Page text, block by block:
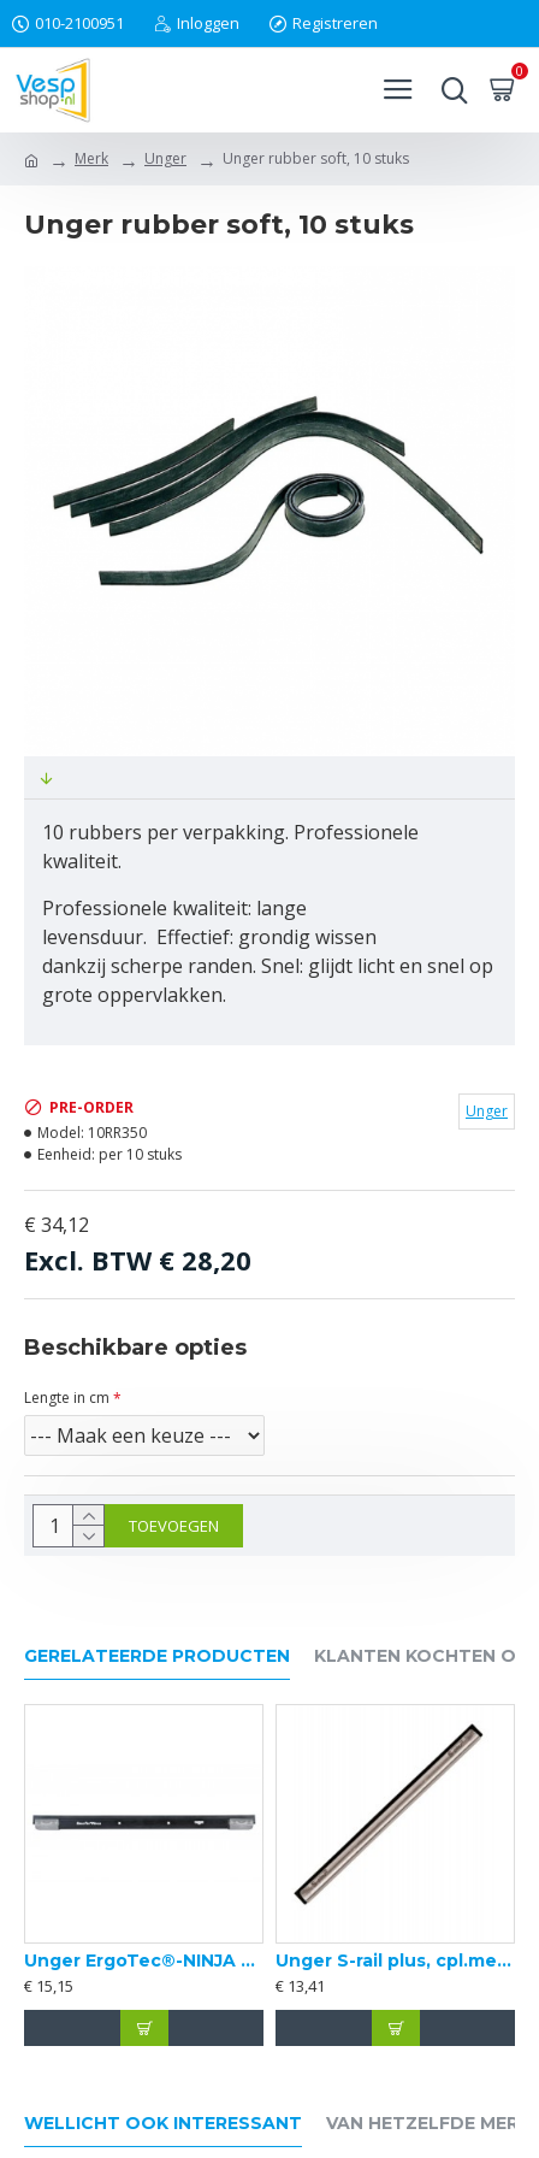
010-2100951 Inloggen Registreren
0
Merk Unger Unger rubber soft, 10 stuks
Unger rubber soft, 10 stuks
10 rubbers per verpakking. Professionele
kwaliteit.
Professionele kwaliteit: lange
levensduur. Effectief: grondig wissen
dankzij scherpe randen. Snel: glijdt licht en snel op
grote oppervlakken.
€ 34,12
Excl. BTW€ 28,20
PRE-ORDER
Model: 10RR350
Eenheid: per 10 stuks
Unger
Beschikbare opties
Lengte in cm
TOEVOEGEN
GERELATEERDE PRODUCTEN KLANTEN KOCHTEN
Unger ErgoTec®-NINJA aluminium rail, met Soft rubber
€ 15,15
Unger S-rail plus, cpl.met soft rubber
€ 13,41
WELLICHT OOK INTERESSANT VAN HETZELFDE MERK